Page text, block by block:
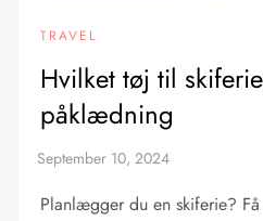
TRAVEL
Hvilket tøj til
påklædning
Planlægger du en skiferie?